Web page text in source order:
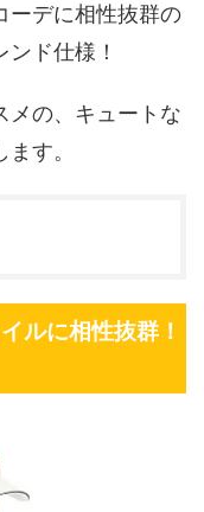
ーデに相性抜群の
ド仕様！
メの、キュートな
す。
ルに相性抜群！